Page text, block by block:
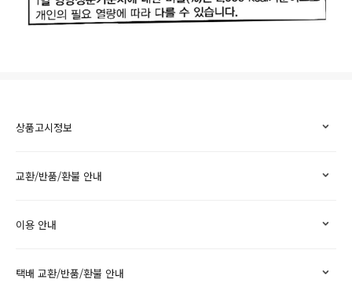
상품고시정보
교환/반품/환불 안내
이용 안내
택배 교환/반품/환불 안내